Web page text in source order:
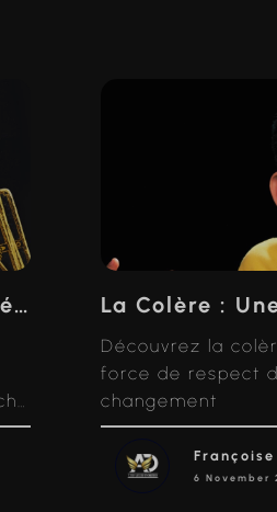
Construire sa Base de Données Personnelle avec le Tarot
Découvrez la
force de respect
changement
Françoise
6 November